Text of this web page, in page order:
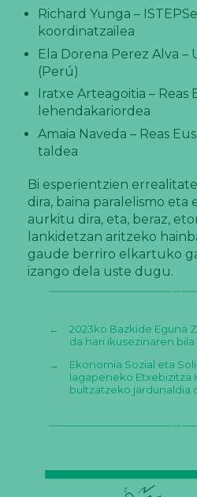
Richard Yunga –
koordinatzailea
Ela Dorena Perez Alva –
(Perú)
Iratxe Arteagoitia – Reas
lehendakariordea
Amaia Naveda – Reas
taldea
Bi esperientzien
dira, baina paralelismo
aurkitu dira, eta, beraz,
lankidetzan aritzeko
gaude berriro elkartuko
izango dela uste dugu.
←
2023ko Bazkide Eguna
da hari ikusezinaren bila
→
Ekonomia Sozial eta
lagapeneko Etxebizitza
bultzatzeko jardunaldia